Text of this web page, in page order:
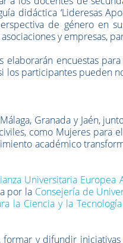
didáctica ‘Lideresas
de género en
y empresas,
elaborarán encuestas
los participantes pueden
Granada y Jaén,
como Mujeres para
académico
Universitaria Europea
por la Consejería de
la Ciencia y la
formar y difundir